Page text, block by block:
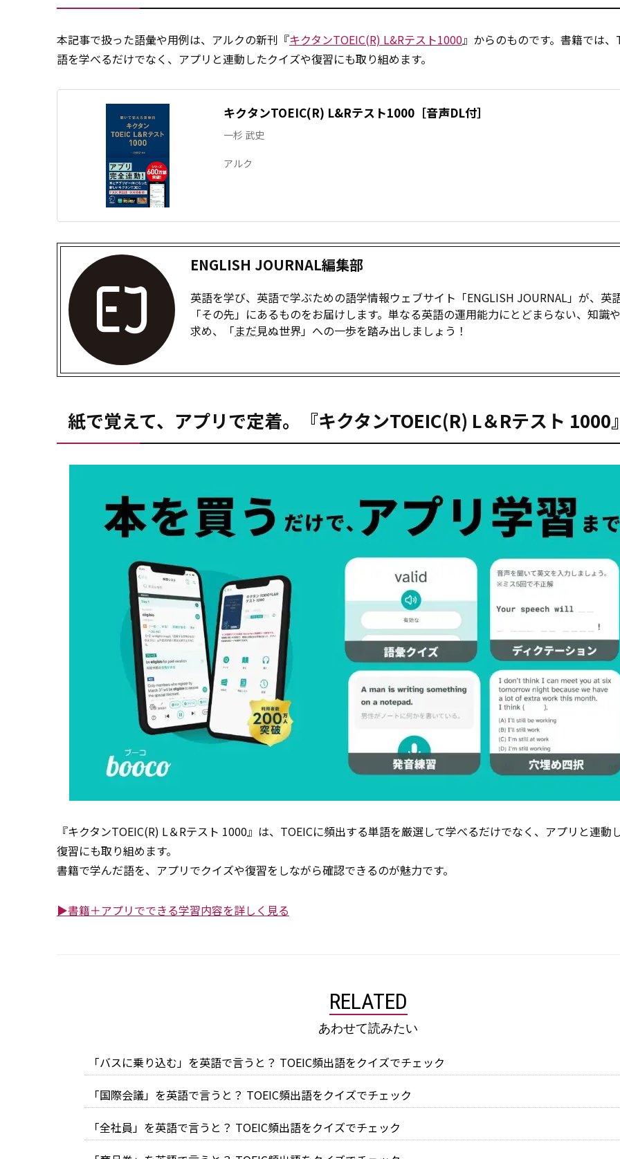
本記事で扱った語彙や用例は、アルクの新刊『キクタンTOEIC(R) L&Rテスト1000』からのものです。書籍では、
語を学べるだけでなく、アプリと連動したクイズや復習にも取り組めます。
キクタンTOEIC(R) L&Rテスト1000［音声DL付］
一杉 武史
アルク
ENGLISH JOURNAL編集部
英語を学び、英語で学ぶための語学情報ウェブサイト「ENGLISH JOURNAL」が、英
「その先」にあるものをお届けします。単なる英語の運用能力にとどまらない、知識
求め、「まだ見ぬ世界」への一歩を踏み出しましょう！
紙で覚えて、アプリで定着。『キクタンTOEIC(R) L＆Rテスト 1000』
『キクタンTOEIC(R) L＆Rテスト 1000』は、TOEICに頻出する単語を厳選して学べるだけでなく、アプリと連動
復習にも取り組めます。
書籍で学んだ語を、アプリでクイズや復習をしながら確認できるのが魅力です。
▶書籍＋アプリでできる学習内容を詳しく見る
RELATED
あわせて読みたい
「バスに乗り込む」を英語で言うと？ TOEIC頻出語をクイズでチェック
「国際会議」を英語で言うと？ TOEIC頻出語をクイズでチェック
「全社員」を英語で言うと？ TOEIC頻出語をクイズでチェック